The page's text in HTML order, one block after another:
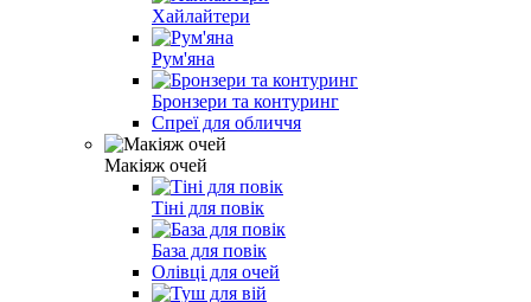
Хайлайтери
Рум'яна
Бронзери та контуринг
Спреї для обличчя
Макіяж очей
Тіні для повік
База для повік
Олівці для очей